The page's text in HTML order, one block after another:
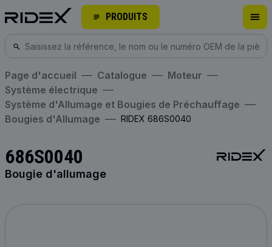
PRODUITS
Page d'accueil Catalogue
Moteur
Système électrique
Système d'Allumage et Bougies de Préchauffage
Bougies d'Allumage
RIDEX 686S0040
686S0040
Bougie d'allumage